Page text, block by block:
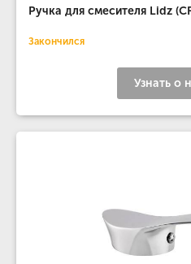
Ручка для смесителя Lidz
Закончился
Узнать о